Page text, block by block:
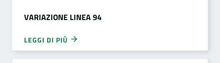
VARIAZIONE LINEA 94
LEGGI DI PIÙ